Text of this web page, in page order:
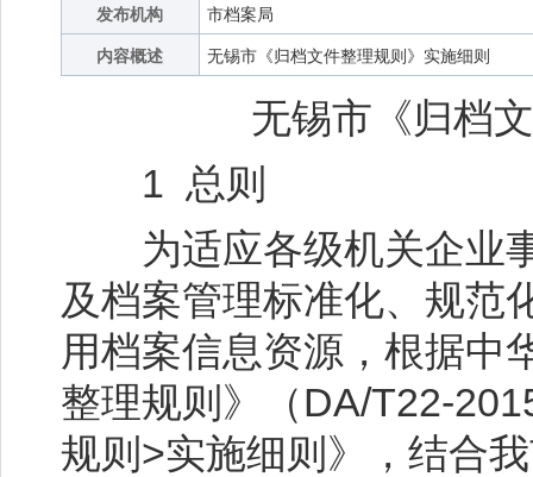
发布机构 市档案局
内容概述 无锡市《归档文件整理规则》实施细则
无锡市《归档
1 总则
为适应各级机关企业事
及档案管理标准化、规范
用档案信息资源，根据中
整理规则》（DA/T22-
规则>实施细则》，结合